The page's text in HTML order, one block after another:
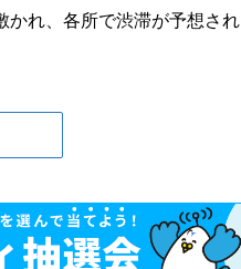
れ、各所で渋滞が予想さ